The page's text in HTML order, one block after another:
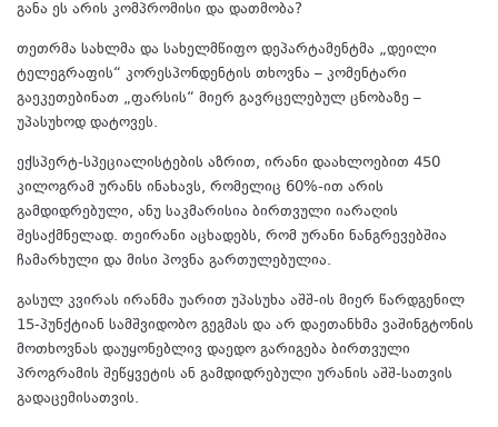
განა ეს არის კომპრომისი და დათმობა?
თეთრმა სახლმა და სახელმწიფო დეპარტამენტმა „დეილი
ტელეგრაფის“ კორესპონდენტის თხოვნა – კომენტარი
გაეკეთებინათ „ფარსის“ მიერ გავრცელებულ ცნობაზე –
უპასუხოდ დატოვეს.
ექსპერტ-სპეციალისტების აზრით, ირანი დაახლოებით 450
კილოგრამ ურანს ინახავს, რომელიც 60%-ით არის
გამდიდრებული, ანუ საკმარისია ბირთვული იარაღის
შესაქმნელად. თეირანი აცხადებს, რომ ურანი ნანგრევებშია
ჩამარხული და მისი პოვნა გართულებულია.
გასულ კვირას ირანმა უარით უპასუხა აშშ-ის მიერ წარდგენილ
15-პუნქტიან სამშვიდობო გეგმას და არ დაეთანხმა ვაშინგტონის
მოთხოვნას დაუყონებლივ დაედო გარიგება ბირთვული
პროგრამის შეწყვეტის ან გამდიდრებული ურანის აშშ-სათვის
გადაცემისათვის.